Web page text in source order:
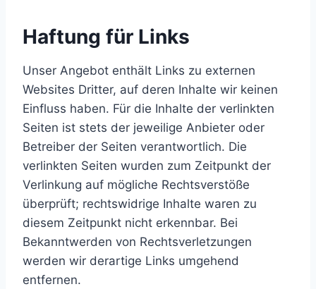
Haftung für Links
Unser Angebot enthält Links zu externen
Websites Dritter, auf deren Inhalte wir keinen
Einfluss haben. Für die Inhalte der verlinkten
Seiten ist stets der jeweilige Anbieter oder
Betreiber der Seiten verantwortlich. Die
verlinkten Seiten wurden zum Zeitpunkt der
Verlinkung auf mögliche Rechtsverstöße
überprüft; rechtswidrige Inhalte waren zu
diesem Zeitpunkt nicht erkennbar. Bei
Bekanntwerden von Rechtsverletzungen
werden wir derartige Links umgehend
entfernen.